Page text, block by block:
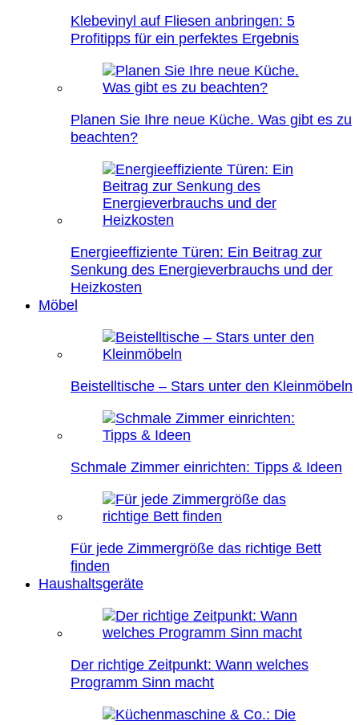
Klebevinyl auf Fliesen anbringen: 5
Profitipps für ein perfektes Ergebnis
Planen Sie Ihre neue Küche. Was gibt es zu
beachten?
Energieeffiziente Türen: Ein Beitrag zur
Senkung des Energieverbrauchs und der
Heizkosten
Möbel
Beistelltische – Stars unter den Kleinmöbeln
Schmale Zimmer einrichten: Tipps & Ideen
Für jede Zimmergröße das richtige Bett
finden
Haushaltsgeräte
Der richtige Zeitpunkt: Wann welches
Programm Sinn macht